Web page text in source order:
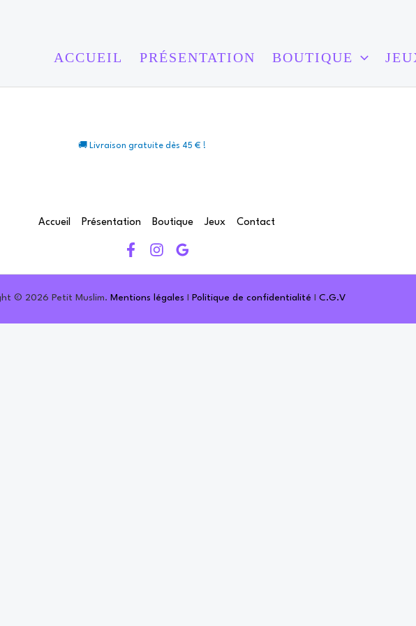
ACCUEIL PRÉSENTATION BOUTIQUE
🚚 Livraison gratuite dès 45 € !
Accueil Présentation Boutique Jeux Contact
© 2026 Petit Muslim. Mentions légales Politique de confidentialité C.G.V